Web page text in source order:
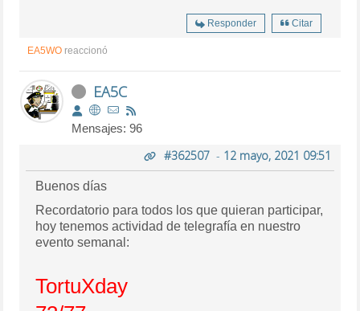
Responder Citar
EA5WO reaccionó
EA5C
Mensajes: 96
#362507- 12 mayo, 2021 09:51
Buenos días
Recordatorio para todos los que quieran participar,
hoy tenemos actividad de telegrafía en nuestro
evento semanal:
TortuXday